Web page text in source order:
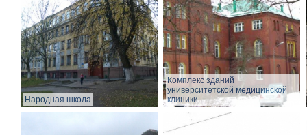
Народная школа
Комплекс зданий
университетской медицинской
клиники